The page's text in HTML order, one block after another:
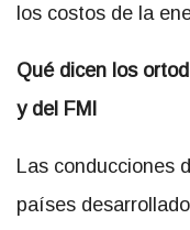
los costos de la
Qué dicen los
y del FMI
Las conducciones
países